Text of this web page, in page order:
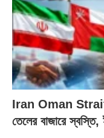
Iran Oman
তেলের বাজারে